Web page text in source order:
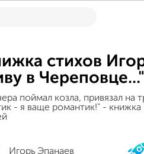
стихов
в Череповце..."
поймал козла, привязал на
- я ваще романтик!" -
Игорь Эпанаев